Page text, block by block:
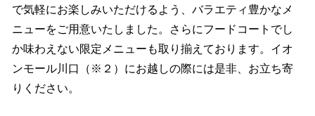
で気軽にお楽しみいただけるよう、バラエティ豊かなメ
ニューをご用意いたしました。さらにフードコートでし
か味わえない限定メニューも取り揃えております。イオ
ンモール川口（※２）にお越しの際には是非、お立ち寄
りください。